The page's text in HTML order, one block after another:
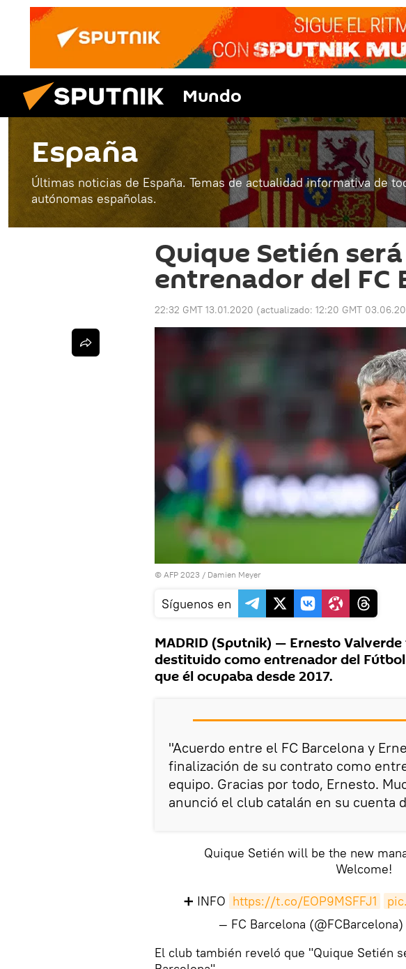
Mundo
España
Últimas noticias de España. Temas de actualidad informativa de
autónomas españolas.
Quique Setién
entrenador del FC
22:32 GMT 13.01.2020 (actualizado: 12:20 GMT
© AFP 2023 / Damien Meyer
Síguenos en
MADRID (Sputnik) — Ernesto
destituido como entrenador del
que él ocupaba desde 2017.
"Acuerdo entre el FC Barcelona y
finalización de su contrato como
equipo. Gracias por todo, Ernesto.
anunció el club catalán en su cuenta
Quique Setién will be the new
Welcome!
➕ INFO https://t.co/EOP9MSFFJ1
— FC Barcelona (@FCBarcelona)
El club también reveló que "Quique Setién